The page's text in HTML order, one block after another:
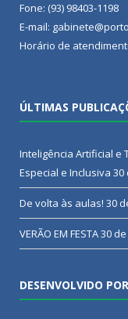
Fone: (93) 98403-1198
E-mail:
Horário de
ÚLTIMAS
Inteligência Artificial e
Especial e Inclusiva 30
De volta às aulas! 30
VERÃO EM FESTA30
DESENVOLVIDO